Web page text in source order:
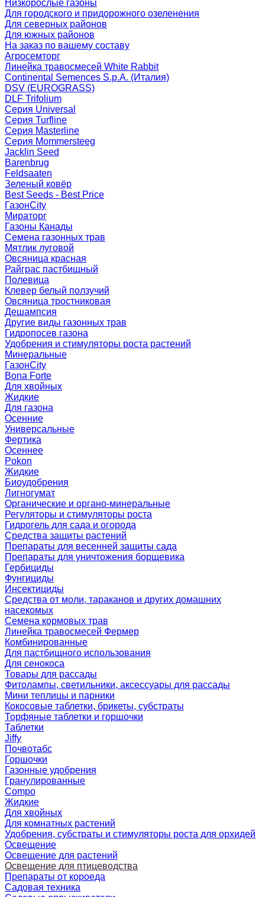
Низкорослые газоны
Для городского и придорожного озеленения
Для северных районов
Для южных районов
На заказ по вашему составу
Агросемторг
Линейка травосмесей White Rabbit
Continental Semences S.p.A. (Италия)
DSV (EUROGRASS)
DLF Trifolium
Серия Universal
Серия Turfline
Серия Masterline
Серия Mommersteeg
Jacklin Seed
Barenbrug
Feldsaaten
Зеленый ковёр
Best Seeds - Best Price
ГазонCity
Мираторг
Газоны Канады
Семена газонных трав
Мятлик луговой
Овсяница красная
Райграс пастбищный
Полевица
Клевер белый ползучий
Овсяница тростниковая
Дешампсия
Другие виды газонных трав
Гидропосев газона
Удобрения и стимуляторы роста растений
Минеральные
ГазонCity
Bona Forte
Для хвойных
Жидкие
Для газона
Осенние
Универсальные
Фертика
Осеннее
Pokon
Жидкие
Биоудобрения
Лигногумат
Органические и органо-минеральные
Регуляторы и стимуляторы роста
Гидрогель для сада и огорода
Средства защиты растений
Препараты для весенней защиты сада
Препараты для уничтожения борщевика
Гербициды
Фунгициды
Инсектициды
Средства от моли, тараканов и других домашних
насекомых
Семена кормовых трав
Линейка травосмесей Фермер
Комбинированные
Для пастбищного использования
Для сенокоса
Товары для рассады
Фитолампы, светильники, аксессуары для рассады
Мини теплицы и парники
Кокосовые таблетки, брикеты, субстраты
Торфяные таблетки и горшочки
Таблетки
Jiffy
Почвотабс
Горшочки
Газонные удобрения
Гранулированные
Compo
Жидкие
Для хвойных
Для комнатных растений
Удобрения, субстраты и стимуляторы роста для орхидей
Освещение
Освещение для растений
Освещение для птицеводства
Препараты от короеда
Садовая техника